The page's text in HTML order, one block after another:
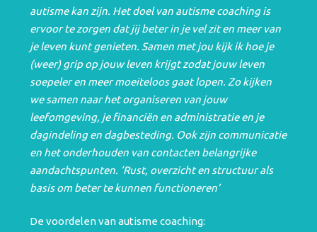
autisme kan zijn. Het doel van autisme coaching is
ervoor te zorgen dat jij beter in je vel zit en meer van
je leven kunt genieten. Samen met jou kijk ik hoe je
(weer) grip op jouw leven krijgt zodat jouw leven
soepeler en meer moeiteloos gaat lopen. Zo kijken
we samen naar het organiseren van jouw
leefomgeving, je financiën en administratie en je
dagindeling en dagbesteding. Ook zijn communicatie
en het onderhouden van contacten belangrijke
aandachtspunten. ‘Rust, overzicht en structuur als
basis om beter te kunnen functioneren’
De voordelen van autisme coaching: